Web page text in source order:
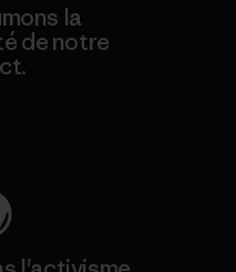
la
de notre